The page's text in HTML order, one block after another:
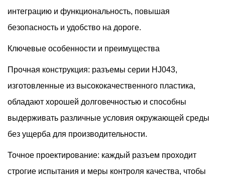
интеграцию и функциональность, повышая
безопасность и удобство на дороге.
Ключевые особенности и преимущества
Прочная конструкция: разъемы серии HJ043,
изготовленные из высококачественного пластика,
обладают хорошей долговечностью и способны
выдерживать различные условия окружающей среды
без ущерба для производительности.
Точное проектирование: каждый разъем проходит
строгие испытания и меры контроля качества, чтобы